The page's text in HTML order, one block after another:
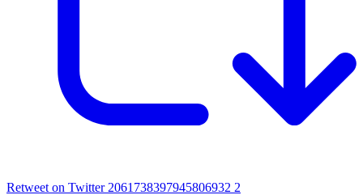
Retweet on Twitter 2061738397945806932 2